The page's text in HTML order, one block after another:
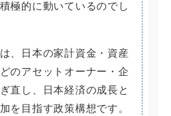
極的に動いているのでし
、日本の家計資金・資産
のアセットオーナー・企
直し、日本経済の成長と
を目指す政策構想です。